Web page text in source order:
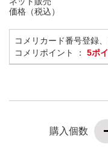
価格（税込）
コメリカード番号登録
コメリポイント ： 5ポ
購入個数